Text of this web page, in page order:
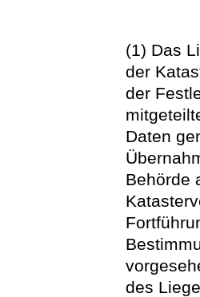
(1) Das
der
der
Daten
Behörde
des